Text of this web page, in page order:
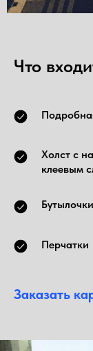
Что
Холст с
клеевым
Перчатки
Заказать